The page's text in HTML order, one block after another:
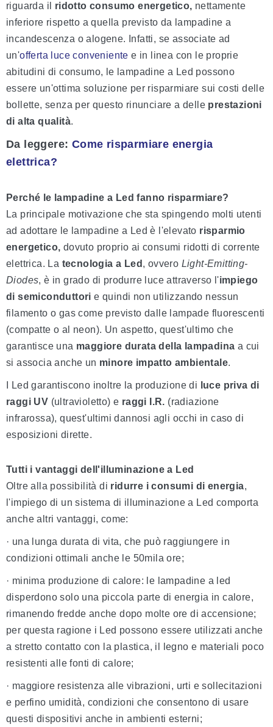
riguarda il ridotto consumo energetico, nettamente
inferiore rispetto a quella previsto da lampadine a
incandescenza o alogene. Infatti, se associate ad
un'offerta luce conveniente e in linea con le proprie
abitudini di consumo, le lampadine a Led possono
essere un'ottima soluzione per risparmiare sui costi delle
bollette, senza per questo rinunciare a delle prestazioni
di alta qualità.
Da leggere: Come risparmiare energia
elettrica?
Perché le lampadine a Led fanno risparmiare?
La principale motivazione che sta spingendo molti utenti
ad adottare le lampadine a Led è l'elevato risparmio
energetico, dovuto proprio ai consumi ridotti di corrente
elettrica. La tecnologia a Led , ovvero Light-Emitting-
Diodes, è in grado di produrre luce attraverso l'impiego
di semiconduttorie quindi non utilizzando nessun
filamento o gas come previsto dalle lampade fluorescenti
(compatte o al neon). Un aspetto, quest'ultimo che
garantisce una maggiore durata della lampadina a cui
si associa anche un minore impatto ambientale.
I Led garantiscono inoltre la produzione di
luce priva di
raggi UV (ultravioletto) e raggi I.R. (radiazione
infrarossa), quest'ultimi dannosi agli occhi in caso di
esposizioni dirette.
Tutti i vantaggi dell'illuminazione a Led
Oltre alla possibilità di ridurre i consumi di energia,
l'impiego di un sistema di illuminazione a Led comporta
anche altri vantaggi, come:
· una lunga durata di vita, che può raggiungere in
condizioni ottimali anche le 50mila ore;
· minima produzione di calore: le lampadine a led
disperdono solo una piccola parte di energia in calore,
rimanendo fredde anche dopo molte ore di accensione;
per questa ragione i Led possono essere utilizzati anche
a stretto contatto con la plastica, il legno e materiali poco
resistenti alle fonti di calore;
· maggiore resistenza alle vibrazioni, urti e sollecitazioni
e perfino umidità, condizioni che consentono di usare
questi dispositivi anche in ambienti esterni;